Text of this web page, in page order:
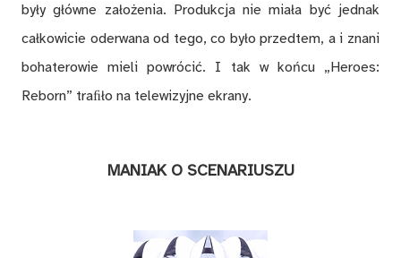
były główne założenia. Produkcja nie miała być jednak
całkowicie oderwana od tego, co było przedtem, a i znani
bohaterowie mieli powrócić. I tak w końcu „Heroes:
Reborn” traﬁło na telewizyjne ekrany.
MANIAK O SCENARIUSZU